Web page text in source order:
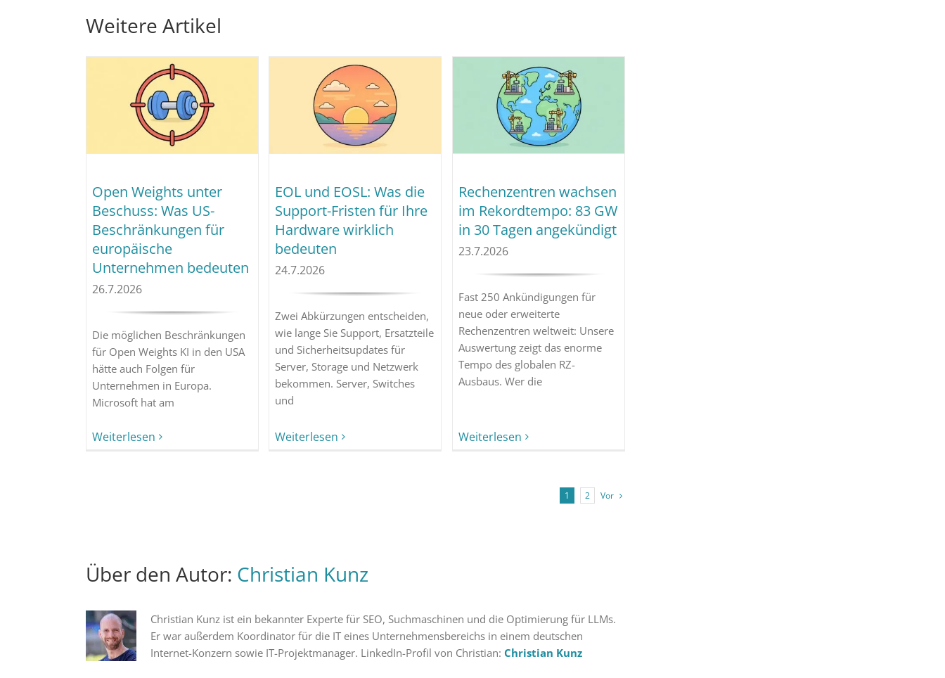
Weitere Artikel
Open Weights unter
Beschuss: Was US-
Beschränkungen für
europäische
Unternehmen bedeuten
26.7.2026
Die möglichen Beschränkungen
für Open Weights KI in den USA
hätte auch Folgen für
Unternehmen in Europa.
Microsoft hat am
Weiterlesen
EOL und EOSL: Was die
Support-Fristen für Ihre
Hardware wirklich
bedeuten
24.7.2026
Zwei Abkürzungen entscheiden,
wie lange Sie Support, Ersatzteile
und Sicherheitsupdates für
Server, Storage und Netzwerk
bekommen. Server, Switches
und
Weiterlesen
Rechenzentren wachsen
im Rekordtempo: 83 GW
in 30 Tagen angekündigt
23.7.2026
Fast 250 Ankündigungen für
neue oder erweiterte
Rechenzentren weltweit: Unsere
Auswertung zeigt das enorme
Tempo des globalen RZ-
Ausbaus. Wer die
Weiterlesen
1 2 Vor
Über den Autor: Christian Kunz
Christian Kunz ist ein bekannter Experte für SEO, Suchmaschinen und die Optimierung für LLMs.
Er war außerdem Koordinator für die IT eines Unternehmensbereichs in einem deutschen
Internet-Konzern sowie IT-Projektmanager. LinkedIn-Profil von Christian: Christian Kunz